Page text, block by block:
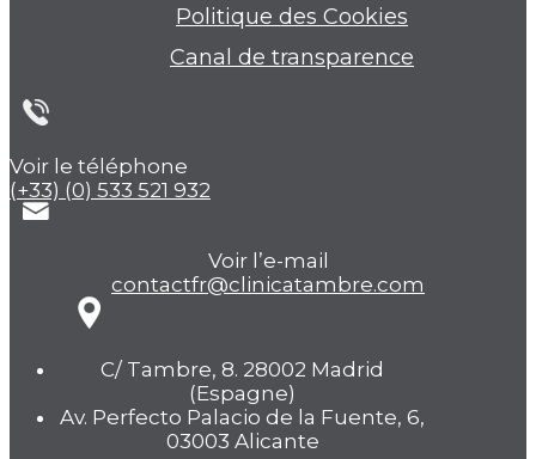
Politique des Cookies
Canal de transparence
Voir le téléphone
(+33) (0) 533 521 932
Voir l’e-mail
contactfr@clinicatambre.com
C/ Tambre, 8. 28002 Madrid
(Espagne)
Av. Perfecto Palacio de la Fuente, 6,
03003 Alicante